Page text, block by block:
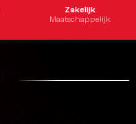
Zakelijk
Maatschappelijk